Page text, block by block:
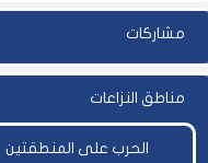
مشاركات
مناطق النزاعات
الحرب على المنطقتين